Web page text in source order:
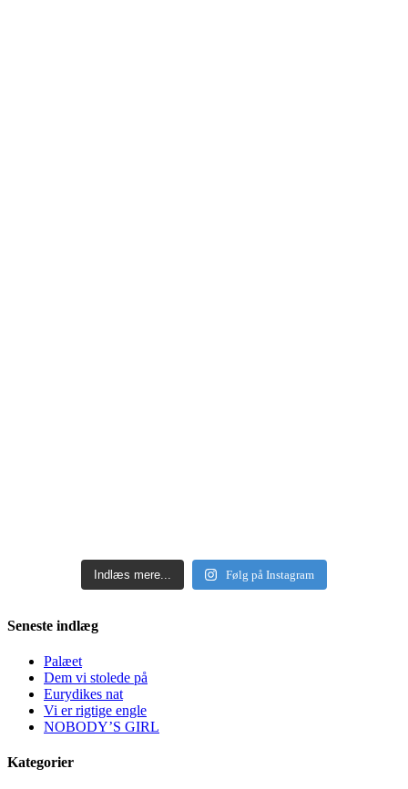
Indlæs mere... Følg på Instagram
Seneste indlæg
Palæet
Dem vi stolede på
Eurydikes nat
Vi er rigtige engle
NOBODY’S GIRL
Kategorier